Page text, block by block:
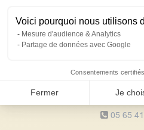
Voici pourquoi nous utilisons
Mesure d'audience & Analytics
Partage de données avec Google
Consentements
Fermer Je
client
Notre
05 65